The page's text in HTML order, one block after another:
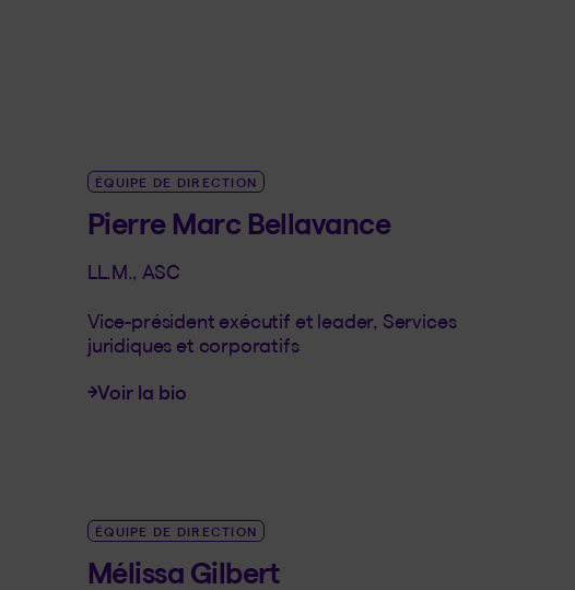
ÉQUIPE DE DIRECTION
Pierre Marc Bellavance
LL.M., ASC
Vice-président exécutif et leader, Services
juridiques et corporatifs
Voir la bio
LINK_SR_DE Pierre Marc Bellavance
ÉQUIPE DE DIRECTION
Mélissa Gilbert